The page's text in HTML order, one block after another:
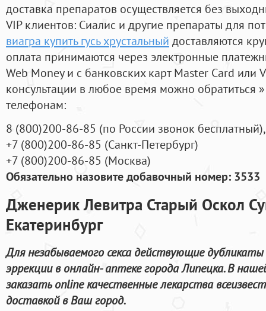
доставка препаратов осуществляется без
VIP клиентов: Сиалис и другие препараты для
виагра купить гусь хрустальный доставляются
оплата принимаются через электронные
Web Money и с банковских карт Master Card или
консультации в любое время можно обратиться
телефонам:
8 (800)200-86-85 (по России звонок бесплатный),
+7 (800)200-86-85 (Санкт-Петербург)
+7 (800)200-86-85 (Москва)
Обязательно назовите добавочный номер: 3533
Дженерик Левитра Старый Оскол
Екатеринбург
Для незабываемого секса действующие
эррекции в онлайн- аптеке города Липецка. В
заказать online качественные лекарства
доставкой в Ваш город.